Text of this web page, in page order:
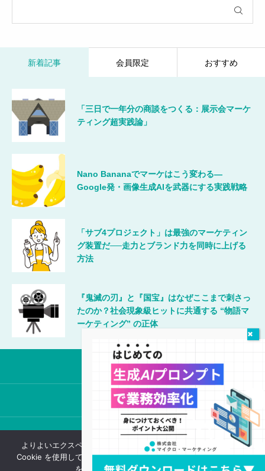
新着記事 会員限定 おすすめ
「三日で一年分の商談をつくる：展示会マーケ
ティング超実践論」
Nano Bananaでマーケはこう変わる―
Google発・画像生成AIを武器にする実践戦略
「サブ4プロジェクト」は最強のマーケティン
グ装置だ──走力とブランド力を同時に上げる
方法
『鬼滅の刃』と『国宝』はなぜここまで刺さっ
たのか？社会現象級ヒットに共通する “物語マ
ーケティング” の正体
唯一無二のマーケティング
©2024 MicroMarketing Inc.
ログイン
よりよいエクスペリエンスを提供するため、当ウェブサイトでは
Cookie を使用しています。引き続き閲覧する場合、Cookie の使用
を承諾したものとみなされます。